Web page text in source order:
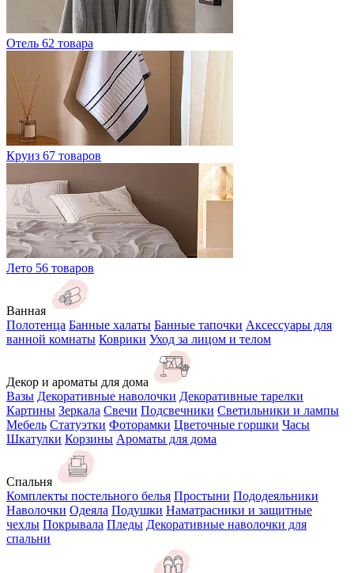
Отель 62 товара
Круиз 67 товаров
Лето 56 товаров
Ванная
Полотенца Банные халаты Банные тапочки Аксессуары для
ванной комнаты Коврики Уход за лицом и телом
Декор и ароматы для дома
Вазы Декоративные наволочки Декоративные тарелки
Картины Зеркала Свечи Подсвечники Светильники и лампы
Мебель Статуэтки Фоторамки Цветочные горшки Часы
Шкатулки Корзины Ароматы для дома
Спальня
Комплекты постельного белья Простыни Пододеяльники
Наволочки Одеяла Подушки Наматрасники и защитные
чехлы Покрывала Пледы Декоративные наволочки для
спальни